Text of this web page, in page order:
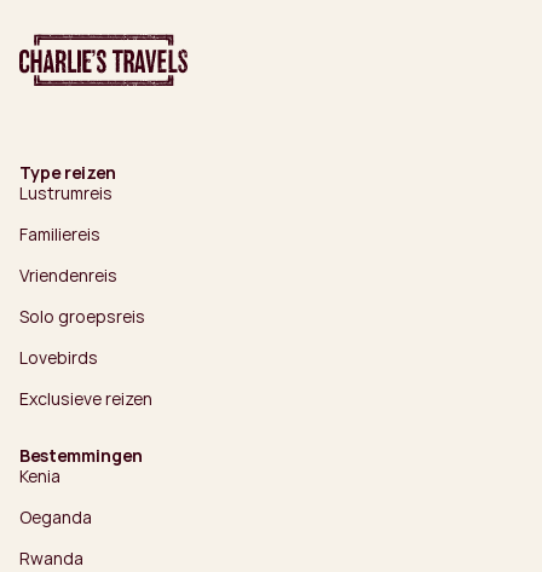
Type reizen
Lustrumreis
Familiereis
Vriendenreis
Solo groepsreis
Lovebirds
Exclusieve reizen
Bestemmingen
Kenia
Oeganda
Rwanda